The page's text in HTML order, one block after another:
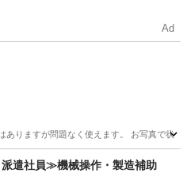
Ad
ありますが問題なく使えます。 お写真で状
用品遣社員≫機械操作・製造補助